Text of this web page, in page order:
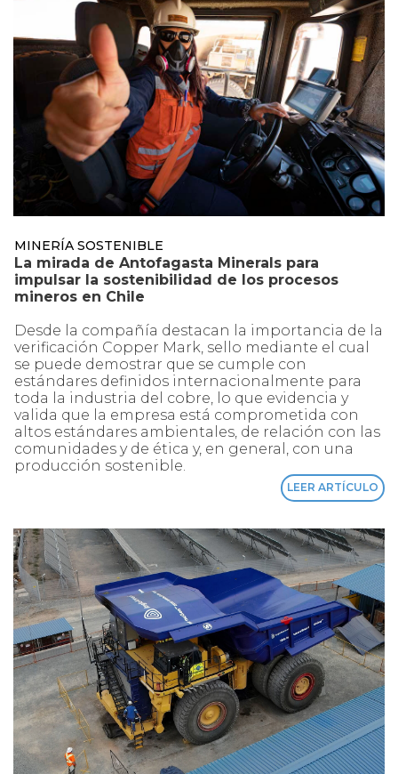
MINERÍA SOSTENIBLE
La mirada de Antofagasta Minerals para
impulsar la sostenibilidad de los procesos
mineros en Chile
Desde la compañía destacan la importancia de la
verificación Copper Mark, sello mediante el cual
se puede demostrar que se cumple con
estándares definidos internacionalmente para
toda la industria del cobre, lo que evidencia y
valida que la empresa está comprometida con
altos estándares ambientales, de relación con las
comunidades y de ética y, en general, con una
producción sostenible.
LEER ARTÍCULO